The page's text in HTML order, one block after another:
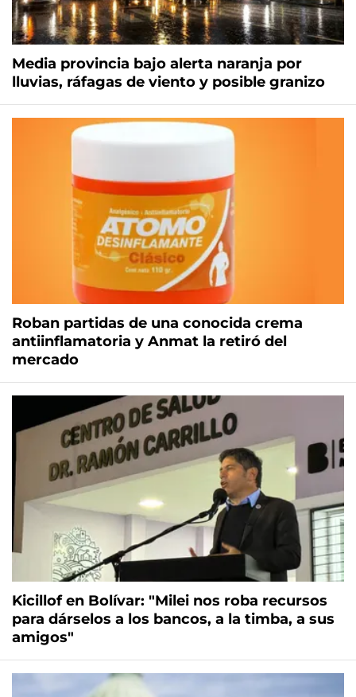
Media provincia bajo alerta naranja por
lluvias, ráfagas de viento y posible granizo
Roban partidas de una conocida crema
antiinflamatoria y Anmat la retiró del
mercado
Kicillof en Bolívar: "Milei nos roba recursos
para dárselos a los bancos, a la timba, a sus
amigos"